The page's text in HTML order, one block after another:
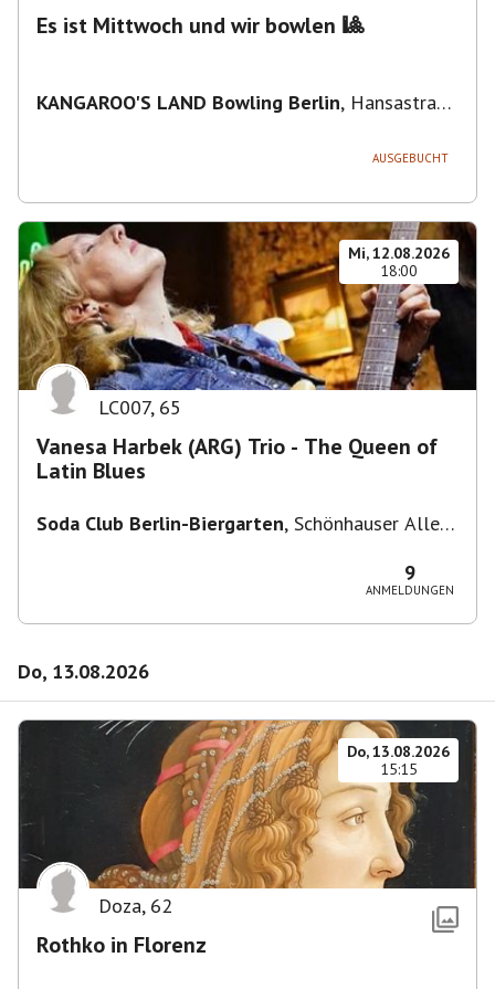
Es ist Mittwoch und wir bowlen 🎱
KANGAROO'S LAND Bowling Berlin, Hansastraße
AUSGEBUCHT
Mi, 12.08.2026
18:00
LC007, 65
Vanesa Harbek (ARG) Trio - The Queen of
Latin Blues
Soda Club Berlin-Biergarten, Schönhauser Allee
9
ANMELDUNGEN
Do, 13.08.2026
Do, 13.08.2026
15:15
Doza, 62
Rothko in Florenz